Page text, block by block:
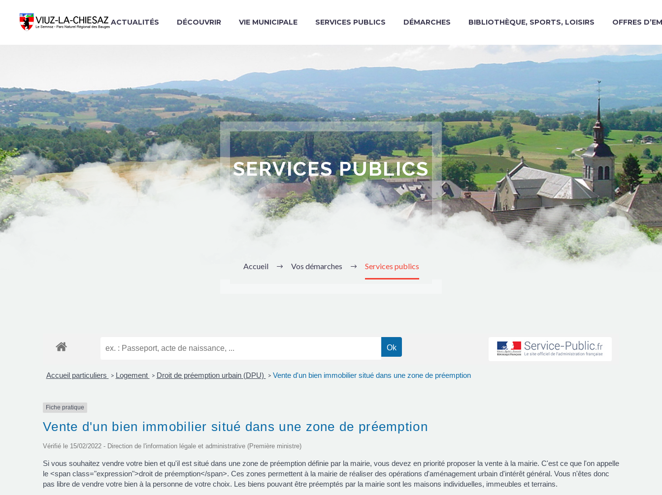
ACTUALITÉS DÉCOUVRIR VIE MUNICIPALE SERVICES PUBLICS DÉMARCHES BIBLIOTHÈQUE, SPORTS, LOISIRS OFFRES
SERVICES PUBLICS
Accueil Vos démarches Services publics
Accueil particuliers > Logement > Droit de préemption urbain (DPU) > Vente d'un bien immobilier situé dans une zone de préemption
Fiche pratique
Vente d'un bien immobilier situé dans une zone de préemption
Vérifié le 15/02/2022 - Direction de l'information légale et administrative (Première ministre)
Si vous souhaitez vendre votre bien et qu'il est situé dans une zone de préemption définie par la mairie, vous devez en priorité proposer la vente à la mairie. C'est ce que l'on appelle
le <span class="expression">droit de préemption</span>. Ces zones permettent à la mairie de réaliser des opérations d'aménagement urbain d'intérêt général. Vous n'êtes donc
pas libre de vendre votre bien à la personne de votre choix. Les biens pouvant être préemptés par la mairie sont les maisons individuelles, immeubles et terrains.